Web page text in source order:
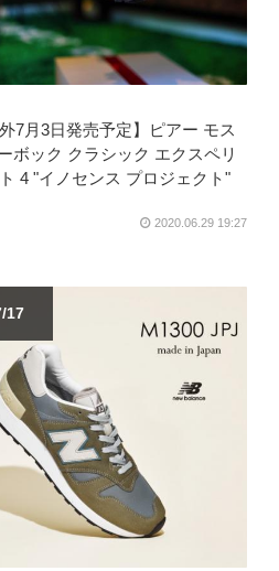
外7月3日発売予定】ピアー モス
ボック クラシック エクスペリ
4 "イノセンス プロジェクト"
2020.06.29 19:27
17